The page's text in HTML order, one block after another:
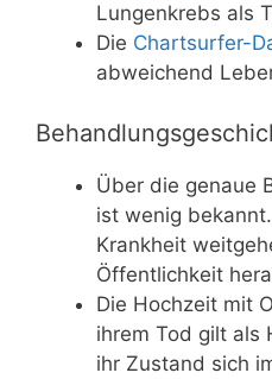
Lungenkrebs als
Die Chartsurfer-
abweichend
Über die genaue
ist wenig
Krankheit
Öffentlichkeit
Die Hochzeit mit
ihrem Tod gilt als
ihr Zustand sich